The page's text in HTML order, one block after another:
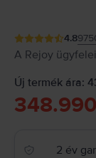
4.8
A Rejoy
Új termék ára:
2 év